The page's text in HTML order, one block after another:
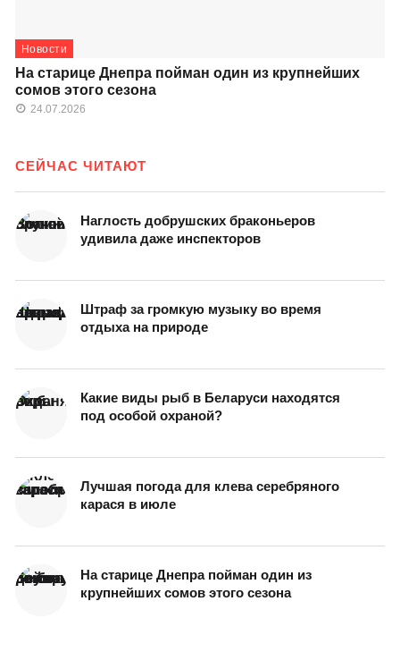
Новости
На старице Днепра пойман один из крупнейших
сомов этого сезона
24.07.2026
СЕЙЧАС ЧИТАЮТ
Наглость добрушских браконьеров
удивила даже инспекторов
Штраф за громкую музыку во время
отдыха на природе
Какие виды рыб в Беларуси находятся
под особой охраной?
Лучшая погода для клева серебряного
карася в июле
На старице Днепра пойман один из
крупнейших сомов этого сезона